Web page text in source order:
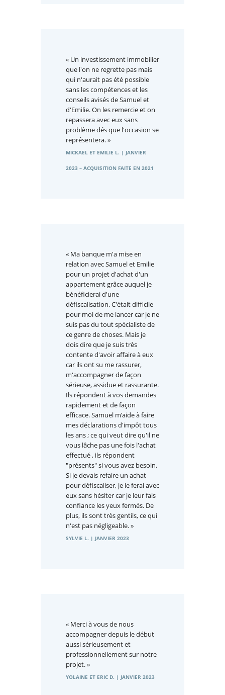
« Un investissement immobilier
que l'on ne regrette pas mais
qui n'aurait pas été possible
sans les compétences et les
conseils avisés de Samuel et
d'Emilie. On les remercie et on
repassera avec eux sans
problème dés que l'occasion se
représentera. »
MICKAEL ET EMILIE L. | JANVIER
2023 – ACQUISITION FAITE EN 2021
« Ma banque m'a mise en
relation avec Samuel et Emilie
pour un projet d'achat d'un
appartement grâce auquel je
bénéficierai d'une
défiscalisation. C'était difficile
pour moi de me lancer car je ne
suis pas du tout spécialiste de
ce genre de choses. Mais je
dois dire que je suis très
contente d'avoir affaire à eux
car ils ont su me rassurer,
m'accompagner de façon
sérieuse, assidue et rassurante.
Ils répondent à vos demandes
rapidement et de façon
efficace. Samuel m’aide à faire
mes déclarations d'impôt tous
les ans ; ce qui veut dire qu'il ne
vous lâche pas une fois l'achat
effectué , ils répondent
"présents" si vous avez besoin.
Si je devais refaire un achat
pour défiscaliser, je le ferai avec
eux sans hésiter car je leur fais
confiance les yeux fermés. De
plus, ils sont très gentils, ce qui
n'est pas négligeable. »
SYLVIE L. | JANVIER 2023
« Merci à vous de nous
accompagner depuis le début
aussi sérieusement et
professionnellement sur notre
projet. »
YOLAINE ET ERIC D. | JANVIER 2023